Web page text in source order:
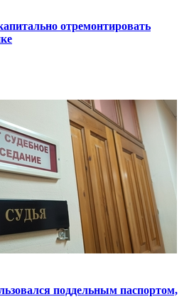
отремонтировать
поддельным паспортом,